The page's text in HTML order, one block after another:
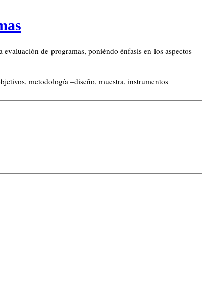
de programas, poniéndo énfasis en los aspectos
metodología –diseño, muestra, instrumentos